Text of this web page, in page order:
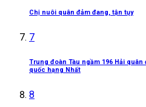
Chị nuôi quân đảm đang, tận tụy
7
Trung đoàn Tàu ngầm 196 Hải
quốc hạng Nhất
8